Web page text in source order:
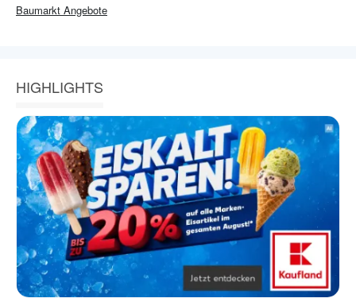
Baumarkt Angebote
HIGHLIGHTS